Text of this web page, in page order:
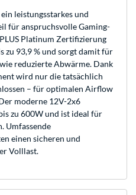
leistungsstarkes und
für anspruchsvolle Gaming-
Platinum Zertifizierung
zu 93,9 % und sorgt damit für
reduzierte Abwärme. Dank
wird nur die tatsächlich
– für optimalen Airflow
moderne 12V-2x6
zu 600W und ist ideal für
Umfassende
einen sicheren und
Volllast.